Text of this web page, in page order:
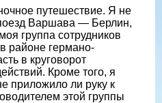
путешествие. Я не
Варшава — Берлин,
группа сотрудников
районе германо-
в круговорот
Кроме того, я
приложило ли руку к
этой группы